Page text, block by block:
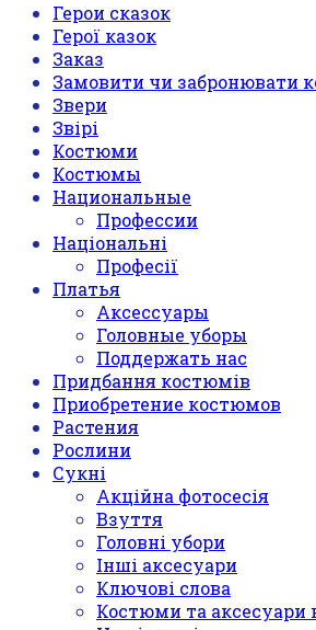
Герои сказок
Герої казок
Заказ
Замовити чи забронювати
Звери
Звірі
Костюми
Костюмы
Национальные
Профессии
Національні
Професії
Платья
Аксессуары
Головные уборы
Поддержать нас
Придбання костюмів
Приобретение костюмов
Растения
Рослини
Сукні
Акційна фотосесія
Взуття
Головні убори
Інші аксесуари
Ключові слова
Костюми та аксесуари